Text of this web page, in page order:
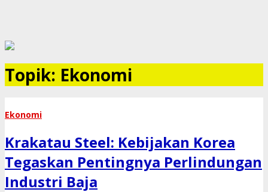
Topik: Ekonomi
Ekonomi
Krakatau Steel: Kebijakan Korea
Tegaskan Pentingnya Perlindungan
Industri Baja